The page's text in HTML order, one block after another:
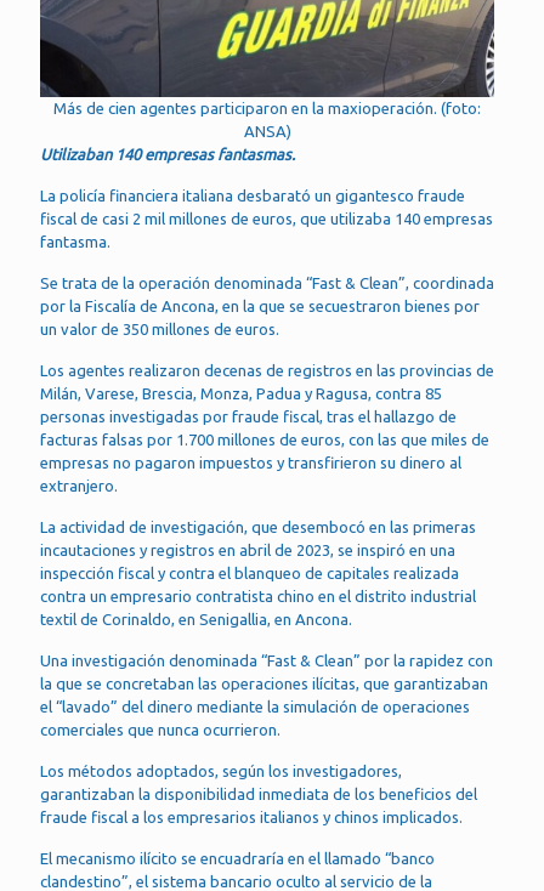
Más de cien agentes participaron en la maxioperación. (foto:
ANSA)
Utilizaban 140 empresas fantasmas.
La policía financiera italiana desbarató un gigantesco fraude
fiscal de casi 2 mil millones de euros, que utilizaba 140 empresas
fantasma.
Se trata de la operación denominada “Fast & Clean”, coordinada
por la Fiscalía de Ancona, en la que se secuestraron bienes por
un valor de 350 millones de euros.
Los agentes realizaron decenas de registros en las provincias de
Milán, Varese, Brescia, Monza, Padua y Ragusa, contra 85
personas investigadas por fraude fiscal, tras el hallazgo de
facturas falsas por 1.700 millones de euros, con las que miles de
empresas no pagaron impuestos y transfirieron su dinero al
extranjero.
La actividad de investigación, que desembocó en las primeras
incautaciones y registros en abril de 2023, se inspiró en una
inspección fiscal y contra el blanqueo de capitales realizada
contra un empresario contratista chino en el distrito industrial
textil de Corinaldo, en Senigallia, en Ancona.
Una investigación denominada “Fast & Clean” por la rapidez con
la que se concretaban las operaciones ilícitas, que garantizaban
el “lavado” del dinero mediante la simulación de operaciones
comerciales que nunca ocurrieron.
Los métodos adoptados, según los investigadores,
garantizaban la disponibilidad inmediata de los beneficios del
fraude fiscal a los empresarios italianos y chinos implicados.
El mecanismo ilícito se encuadraría en el llamado “banco
clandestino”, el sistema bancario oculto al servicio de la